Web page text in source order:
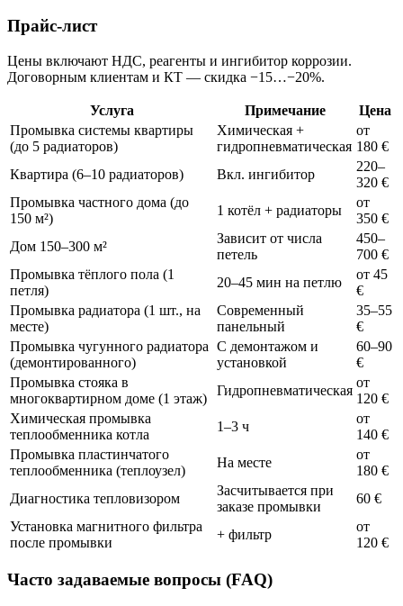
Прайс-лист
Цены включают НДС, реагенты и ингибитор коррозии.
Договорным клиентам и КТ — скидка −15…−20%.
Услуга Примечание
Цена
Промывка системы квартиры
(до 5 радиаторов)
Химическая +
гидропневматическая
от
180 €
Квартира (6–10 радиаторов)
Вкл. ингибитор
220–
320 €
Промывка частного дома (до
150 м²)
1 котёл + радиаторы
от
350 €
Дом 150–300 м²
Зависит от числа
петель
450–
700 €
Промывка тёплого пола (1
петля)
20–45 мин на петлю
от 45
€
Промывка радиатора (1 шт., на
месте)
Современный
панельный
35–55
€
Промывка чугунного радиатора
(демонтированного)
С демонтажом и
установкой
60–90
€
Промывка стояка в
многоквартирном доме (1 этаж)
Гидропневматическая
от
120 €
Химическая промывка
теплообменника котла
1–3 ч
от
140 €
Промывка пластинчатого
теплообменника (теплоузел)
На месте
от
180 €
Диагностика тепловизором
Засчитывается при
заказе промывки
60 €
Установка магнитного фильтра
после промывки
+ фильтр
от
120 €
Часто задаваемые вопросы (FAQ)